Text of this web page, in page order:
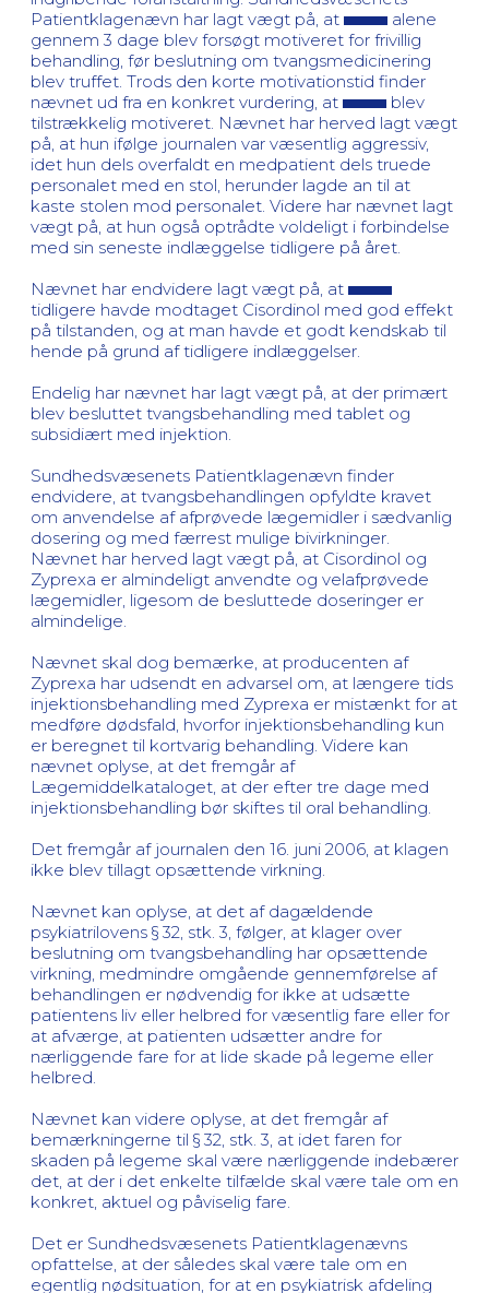
Patientklagenævn har lagt vægt på, at
alene
gennem 3 dage blev forsøgt motiveret for frivillig
behandling, før beslutning om tvangsmedicinering
blev truffet. Trods den korte motivationstid finder
nævnet ud fra en konkret vurdering, at
blev
tilstrækkelig motiveret. Nævnet har herved lagt vægt
på, at hun ifølge journalen var væsentlig aggressiv,
idet hun dels overfaldt en medpatient dels truede
personalet med en stol, herunder lagde an til at
kaste stolen mod personalet. Videre har nævnet lagt
vægt på, at hun også optrådte voldeligt i forbindelse
med sin seneste indlæggelse tidligere på året.
Nævnet har endvidere lagt vægt på, at
tidligere havde modtaget Cisordinol med god effekt
på tilstanden, og at man havde et godt kendskab til
hende på grund af tidligere indlæggelser.
Endelig har nævnet har lagt vægt på, at der primært
blev besluttet tvangsbehandling med tablet og
subsidiært med injektion.
Sundhedsvæsenets Patientklagenævn finder
endvidere, at tvangsbehandlingen opfyldte kravet
om anvendelse af afprøvede lægemidler i sædvanlig
dosering og med færrest mulige bivirkninger.
Nævnet har herved lagt vægt på, at Cisordinol og
Zyprexa er almindeligt anvendte og velafprøvede
lægemidler, ligesom de besluttede doseringer er
almindelige.
Nævnet skal dog bemærke, at producenten af
Zyprexa har udsendt en advarsel om, at længere tids
injektionsbehandling med Zyprexa er mistænkt for at
medføre dødsfald, hvorfor injektionsbehandling kun
er beregnet til kortvarig behandling. Videre kan
nævnet oplyse, at det fremgår af
Lægemiddelkataloget, at der efter tre dage med
injektionsbehandling bør skiftes til oral behandling.
Det fremgår af journalen den 16. juni 2006, at klagen
ikke blev tillagt opsættende virkning.
Nævnet kan oplyse, at det af dagældende
psykiatrilovens § 32, stk. 3, følger, at klager over
beslutning om tvangsbehandling har opsættende
virkning, medmindre omgående gennemførelse af
behandlingen er nødvendig for ikke at udsætte
patientens liv eller helbred for væsentlig fare eller for
at afværge, at patienten udsætter andre for
nærliggende fare for at lide skade på legeme eller
helbred.
Nævnet kan videre oplyse, at det fremgår af
bemærkningerne til § 32, stk. 3, at idet faren for
skaden på legeme skal være nærliggende indebærer
det, at der i det enkelte tilfælde skal være tale om en
konkret, aktuel og påviselig fare.
Det er Sundhedsvæsenets Patientklagenævns
opfattelse, at der således skal være tale om en
egentlig nødsituation, for at en psykiatrisk afdeling